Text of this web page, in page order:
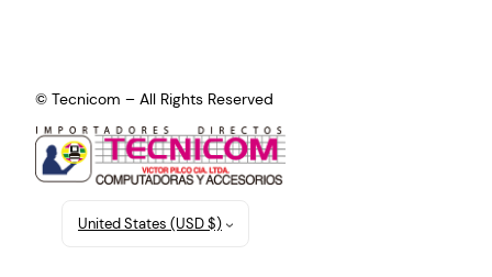
© Tecnicom – All Rights Reserved
United States (USD $)